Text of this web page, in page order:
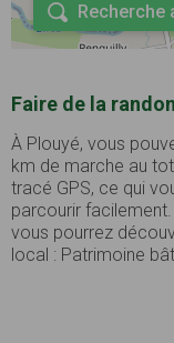
Recherche
Faire de la
À Plouyé, vous
km de marche au
tracé GPS, ce qui
parcourir
vous pourrez
local : Patrimoine